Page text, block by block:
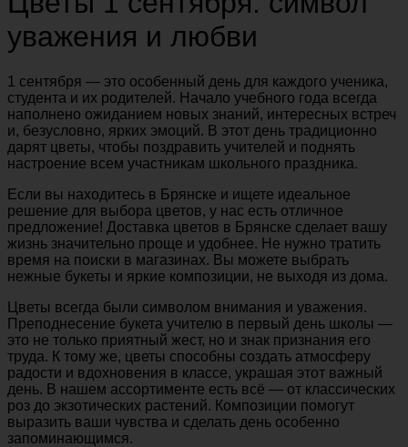
уважения и любви
1 сентября — это особенный день для каждого ученика,
студента и их родителей. Начало учебного года всегда
наполнено ожиданием новых знаний, интересных встреч
и, безусловно, ярких эмоций. В этот день традиционно
дарят цветы, чтобы поздравить учителей и поднять
настроение всем участникам школьного праздника.
Если вы находитесь в Брянске и ищете идеальное
решение для выбора цветов, у нас есть отличное
предложение! Доставка цветов в Брянске сделает вашу
жизнь значительно проще и удобнее. Не нужно тратить
время на поиски в магазинах. Вы можете выбрать
нежные букеты и яркие композиции, не выходя из дома.
Цветы всегда были символом внимания и уважения.
Преподнесение букета учителю в первый день школы —
это не только приятный жест, но и знак признания его
труда. К тому же, цветы способны создать атмосферу
радости и вдохновения в классе, украшая этот важный
день. В нашем ассортименте есть всё — от классических
роз до экзотических растений. Композиции помогут
выразить ваши чувства и сделать день особенно
запоминающимся.